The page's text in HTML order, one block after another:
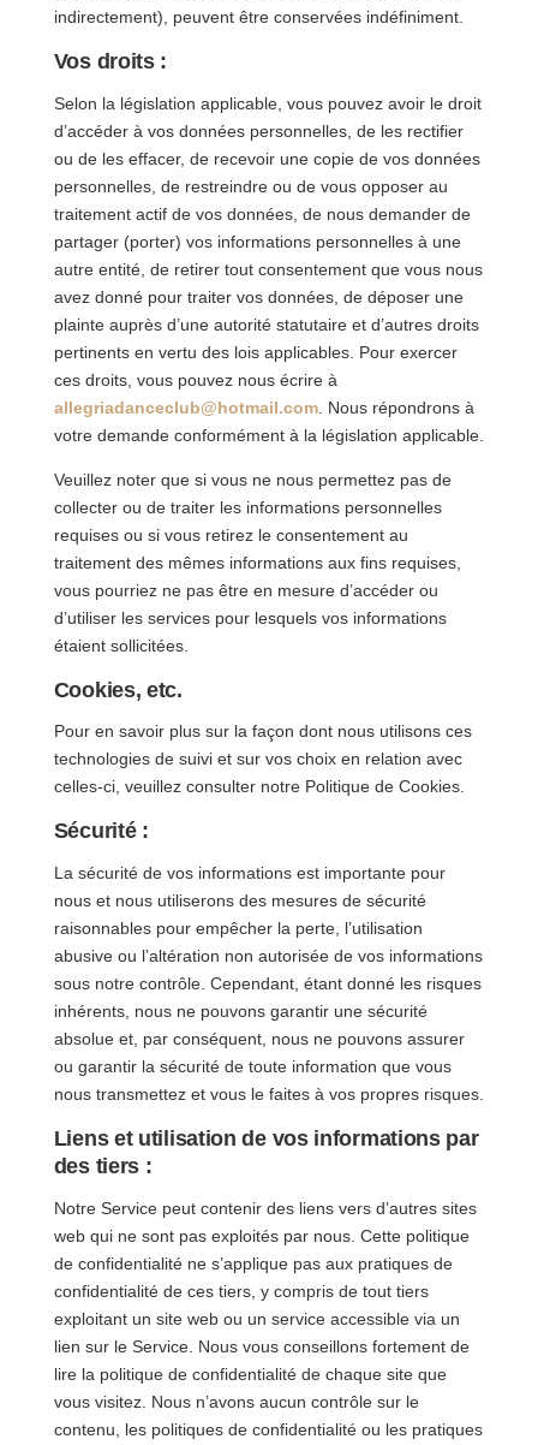
indirectement), peuvent être conservées indéfiniment.
Vos droits :
Selon la législation applicable, vous pouvez avoir le droit
d’accéder à vos données personnelles, de les rectifier
ou de les effacer, de recevoir une copie de vos données
personnelles, de restreindre ou de vous opposer au
traitement actif de vos données, de nous demander de
partager (porter) vos informations personnelles à une
autre entité, de retirer tout consentement que vous nous
avez donné pour traiter vos données, de déposer une
plainte auprès d’une autorité statutaire et d’autres droits
pertinents en vertu des lois applicables. Pour exercer
ces droits, vous pouvez nous écrire à
allegriadanceclub@hotmail.com. Nous répondrons à
votre demande conformément à la législation applicable.
Veuillez noter que si vous ne nous permettez pas de
collecter ou de traiter les informations personnelles
requises ou si vous retirez le consentement au
traitement des mêmes informations aux fins requises,
vous pourriez ne pas être en mesure d’accéder ou
d’utiliser les services pour lesquels vos informations
étaient sollicitées.
Cookies, etc.
Pour en savoir plus sur la façon dont nous utilisons ces
technologies de suivi et sur vos choix en relation avec
celles-ci, veuillez consulter notre Politique de Cookies.
Sécurité :
La sécurité de vos informations est importante pour
nous et nous utiliserons des mesures de sécurité
raisonnables pour empêcher la perte, l’utilisation
abusive ou l’altération non autorisée de vos informations
sous notre contrôle. Cependant, étant donné les risques
inhérents, nous ne pouvons garantir une sécurité
absolue et, par conséquent, nous ne pouvons assurer
ou garantir la sécurité de toute information que vous
nous transmettez et vous le faites à vos propres risques.
Liens et utilisation de vos informations par
des tiers :
Notre Service peut contenir des liens vers d’autres sites
web qui ne sont pas exploités par nous. Cette politique
de confidentialité ne s’applique pas aux pratiques de
confidentialité de ces tiers, y compris de tout tiers
exploitant un site web ou un service accessible via un
lien sur le Service. Nous vous conseillons fortement de
lire la politique de confidentialité de chaque site que
vous visitez. Nous n’avons aucun contrôle sur le
contenu, les politiques de confidentialité ou les pratiques